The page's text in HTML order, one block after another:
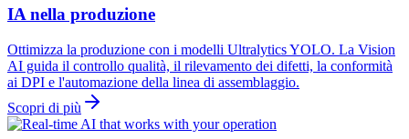
IA nella produzione
Ottimizza la produzione con i modelli Ultralytics YOLO. La Vision
AI guida il controllo qualità, il rilevamento dei difetti, la conformità
ai DPI e l'automazione della linea di assemblaggio.
Scopri di più